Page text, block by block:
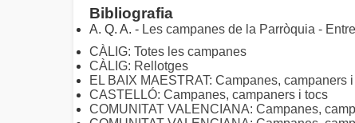
Bibliografia
A. Q. A. - Les campanes de la Parròquia -
CÀLIG: Totes les campanes
CÀLIG: Rellotges
EL BAIX MAESTRAT: Campanes, campaners
CASTELLÓ: Campanes, campaners i tocs
COMUNITAT VALENCIANA: Campanes,